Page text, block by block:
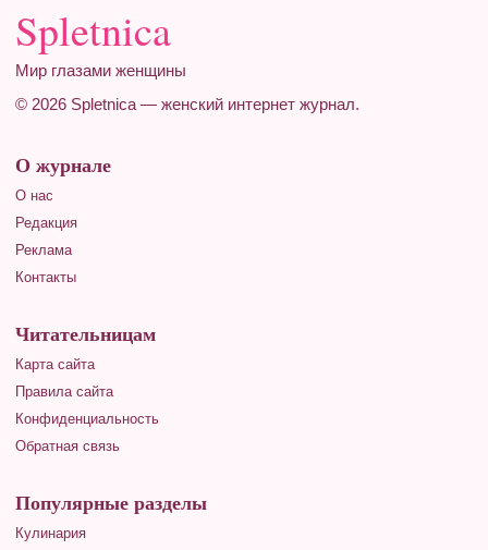
Spletnica
Мир глазами женщины
© 2026 Spletnica — женский интернет журнал.
О журнале
О нас
Редакция
Реклама
Контакты
Читательницам
Карта сайта
Правила сайта
Конфиденциальность
Обратная связь
Популярные разделы
Кулинария